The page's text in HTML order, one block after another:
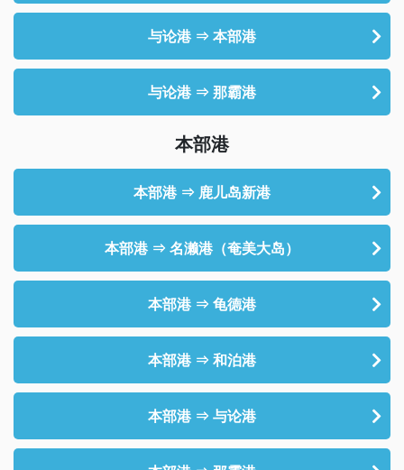
与论港 ⇒ 本部港
与论港 ⇒ 那霸港
本部港
本部港 ⇒ 鹿儿岛新港
本部港 ⇒ 名濑港（奄美大岛）
本部港 ⇒ 龟德港
本部港 ⇒ 和泊港
本部港 ⇒ 与论港